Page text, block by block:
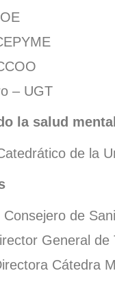
– UGT
la salud
de la
de
General de
Cátedra